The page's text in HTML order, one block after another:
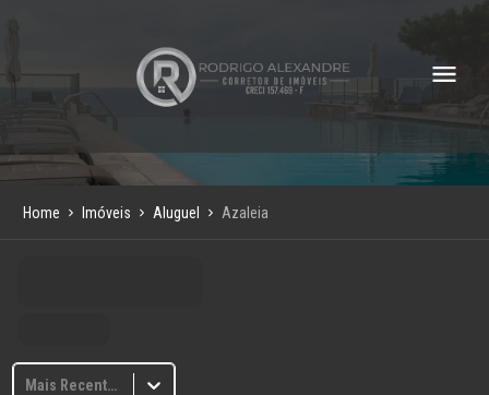
Home Imóveis Aluguel Azaleia
Mais Recentes